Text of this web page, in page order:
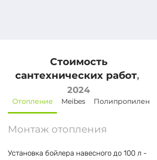
Стоимость
сантехнических работ,
2024
Отопление Meibes Полипропилен
Монтаж отопления
Установка бойлера навесного до 100 л -